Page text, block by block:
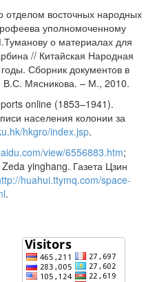
отделом восточных народных
уполномоченному
о материалах для
// Китайская Народная
Сборник документов в
В.С. Мясникова. – М., 2010.
online (1853–1941).
населения колонии за
hkgro/index.jsp.
view/6556883.htm;
yinghang. Газета Цзин
huahui.ttymq.com/space-
.